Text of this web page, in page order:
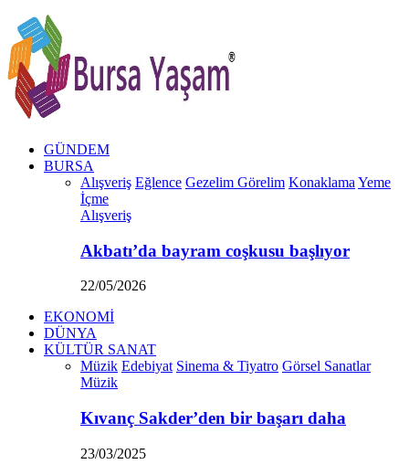
GÜNDEM
BURSA
Alışveriş Eğlence Gezelim Görelim Konaklama Yeme
İçme
Alışveriş
Akbatı’da bayram coşkusu başlıyor
22/05/2026
EKONOMİ
DÜNYA
KÜLTÜR SANAT
Müzik Edebiyat Sinema & Tiyatro Görsel Sanatlar
Müzik
Kıvanç Sakder’den bir başarı daha
23/03/2025